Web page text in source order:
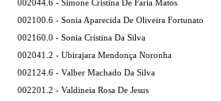
002044.6 - Simone Cristina De Faria Matos
002100.6 - Sonia Aparecida De Oliveira Fortunato
002160.0 - Sonia Cristina Da Silva
002041.2 - Ubirajara Mendonça Noronha
002124.6 - Valber Machado Da Silva
002201.2 - Valdineia Rosa De Jesus